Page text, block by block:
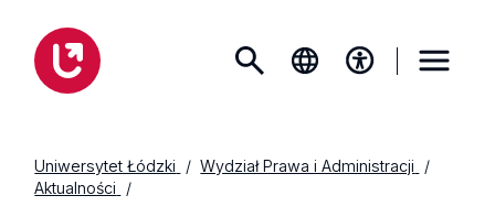
Uniwersytet Łódzki
Wydział Prawa i Administracji
Aktualności